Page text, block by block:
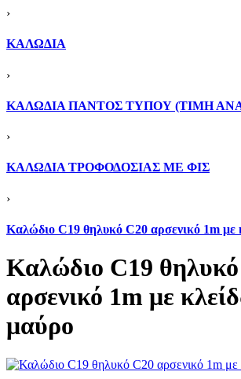
›
ΚΑΛΩΔΙΑ
›
ΚΑΛΩΔΙΑ ΠΑΝΤΟΣ ΤΥΠΟΥ (ΤΙΜΗ
›
ΚΑΛΩΔΙΑ ΤΡΟΦΟΔΟΣΙΑΣ ΜΕ ΦΙΣ
›
Καλώδιο C19 θηλυκό C20 αρσενικό 1m με
Καλώδιο C19
αρσενικό 1m με
μαύρο